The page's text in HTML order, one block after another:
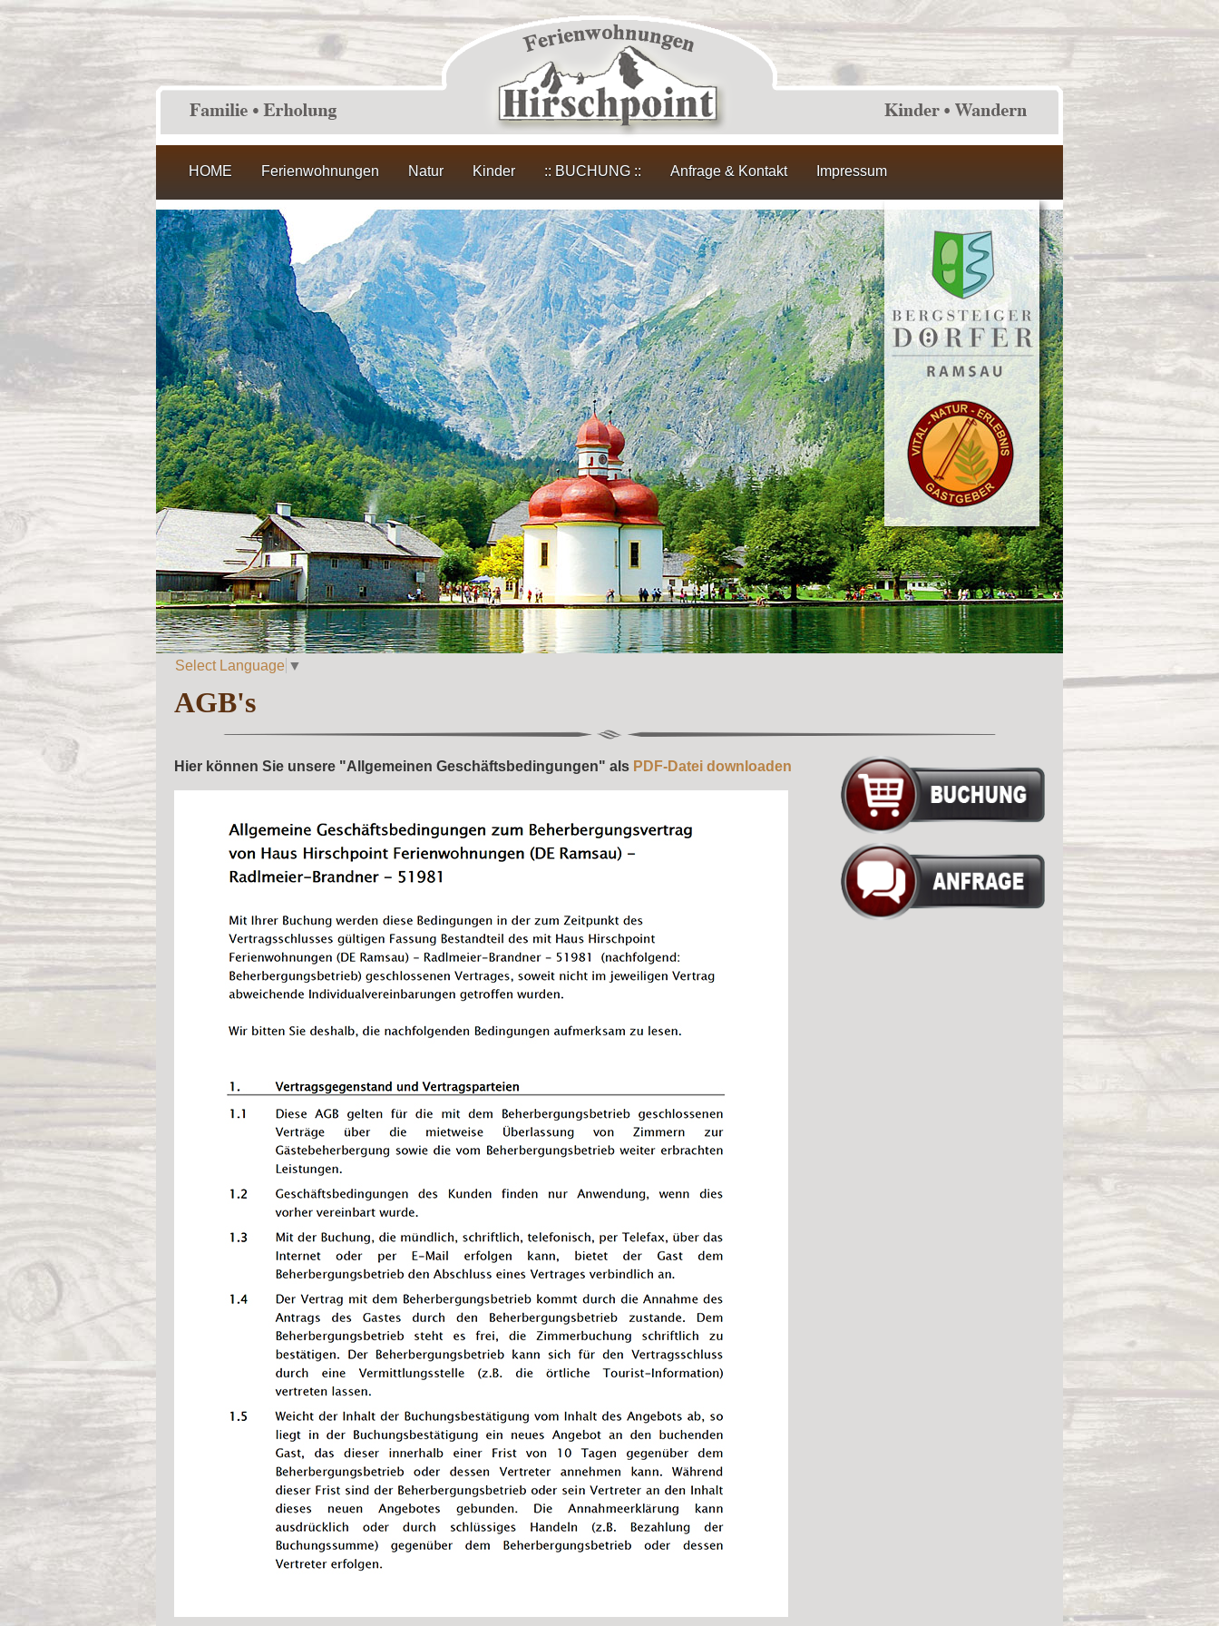
HOME Ferienwohnungen
Unsere Wohnungen
Watzmann
Steinberg
Reiteralpe
Wissenswertes von A – Z
Natur
Natur pur
Wandern
Natur erleben – Galerie
Kinder :: BUCHUNG :: Anfrage & Kontakt Impressum
Select Language ▼
AGB's
Hier können Sie unsere "Allgemeinen Geschäftsbedingungen" als PDF-Datei downloaden